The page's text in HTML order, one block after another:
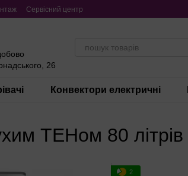
Сервісний центр
26
Конвектори електричні
ТЕНом 80 літрів
2